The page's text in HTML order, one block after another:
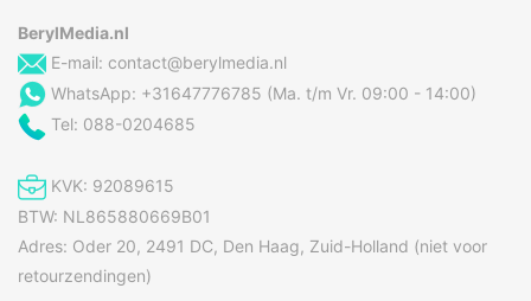
BerylMedia.nl
E-mail: contact@berylmedia.nl
WhatsApp: +31647776785 (Ma. t/m Vr. 09:00 - 14:00)
Tel: 088-0204685
KVK: 92089615
BTW: NL865880669B01
Adres: Oder 20, 2491 DC, Den Haag, Zuid-Holland (niet voor
retourzendingen)